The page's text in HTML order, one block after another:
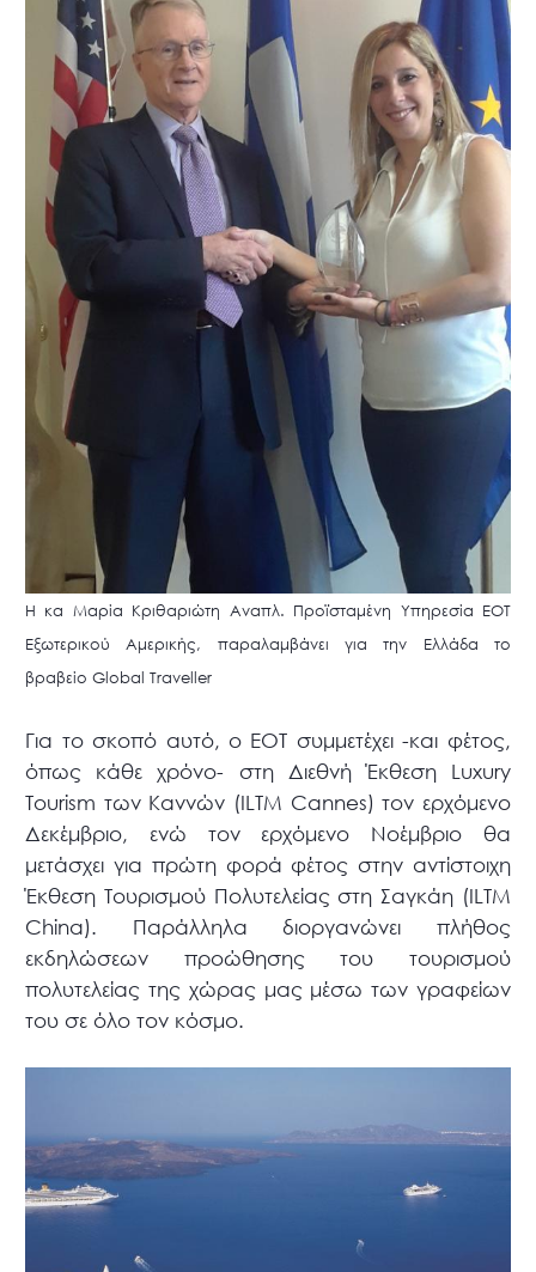
Η κα Μαρία Κριθαριώτη Αναπλ. Προϊσταμένη Υπηρεσία ΕΟΤ
Εξωτερικού Αμερικής, παραλαμβάνει για την Ελλάδα το
βραβείο Global Traveller
Για το σκοπό αυτό, ο ΕΟΤ συμμετέχει -και φέτος,
όπως κάθε χρόνο- στη Διεθνή Έκθεση Luxury
Tourism των Καννών (ILTM Cannes) τον ερχόμενο
Δεκέμβριο, ενώ τον ερχόμενο Νοέμβριο θα
μετάσχει για πρώτη φορά φέτος στην αντίστοιχη
Έκθεση Τουρισμού Πολυτελείας στη Σαγκάη (ILTM
China). Παράλληλα διοργανώνει πλήθος
εκδηλώσεων προώθησης του τουρισμού
πολυτελείας της χώρας μας μέσω των γραφείων
του σε όλο τον κόσμο.